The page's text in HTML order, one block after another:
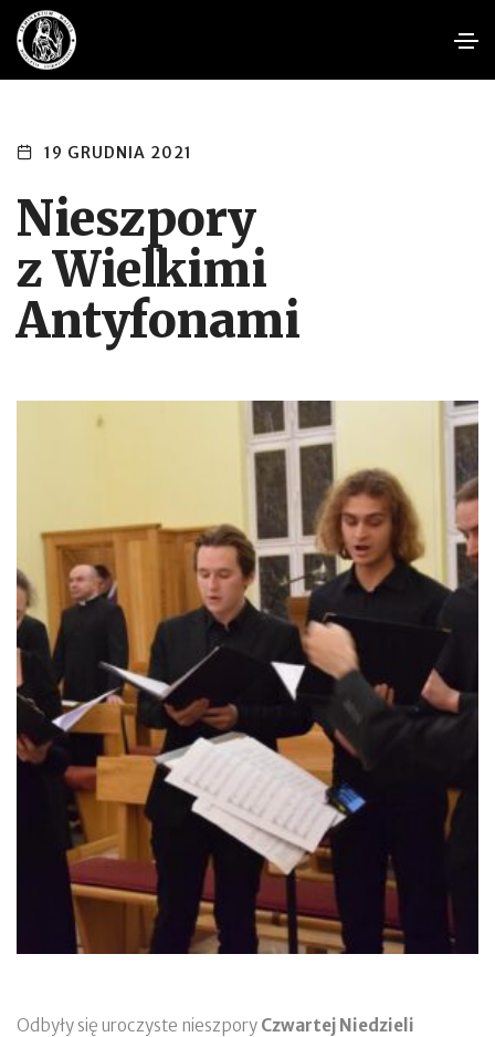
19 GRUDNIA 2021
Nieszpory
z Wielkimi
Antyfonami
Odbyły się uroczyste nieszpory Czwartej Niedzieli